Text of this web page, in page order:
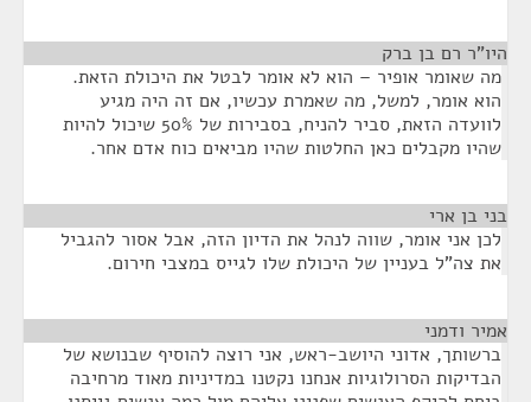
היו"ר רם בן ברק
מה שאומר אופיר – הוא לא אומר לבטל את היכולת הזאת.
הוא אומר, למשל, מה שאמרת עכשיו, אם זה היה מגיע
לוועדה הזאת, סביר להניח, בסבירות של 50% שיכול להיות
שהיו מקבלים כאן החלטות שהיו מביאים כוח אדם אחר.
בני בן ארי
לכן אני אומר, שווה לנהל את הדיון הזה, אבל אסור להגביל
את צה"ל בעניין של היכולת שלו לגייס במצבי חירום.
אמיר ודמני
ברשותך, אדוני היושב-ראש, אני רוצה להוסיף שבנושא של
הבדיקות הסרולוגיות אנחנו נקטנו במדיניות מאוד מרחיבה